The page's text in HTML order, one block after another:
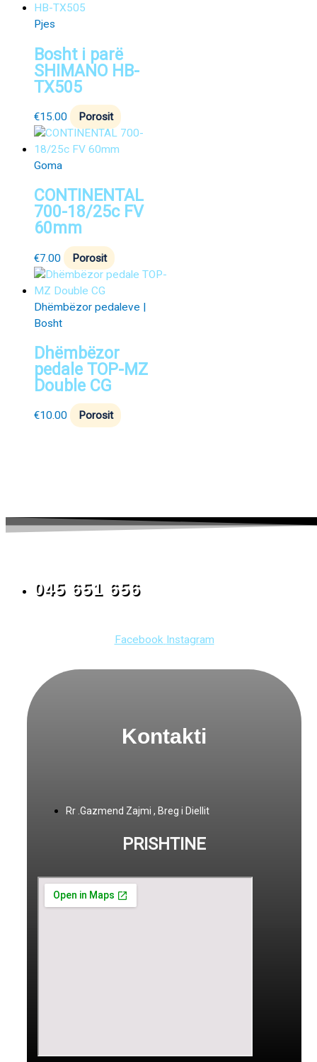
Pjes
Bosht i parë
SHIMANO HB-
TX505
€15.00 Porosit
Goma
CONTINENTAL
700-18/25c FV
60mm
€7.00 Porosit
Dhëmbëzor pedaleve |
Bosht
Dhëmbëzor
pedale TOP-MZ
Double CG
€10.00 Porosit
045 651 656
Facebook Instagram
Kontakti
Rr .Gazmend Zajmi , Breg i Diellit
PRISHTINE